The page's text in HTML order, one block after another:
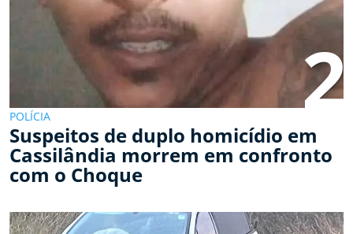
2
POLÍCIA
Suspeitos de duplo homicídio em
Cassilândia morrem em confronto
com o Choque